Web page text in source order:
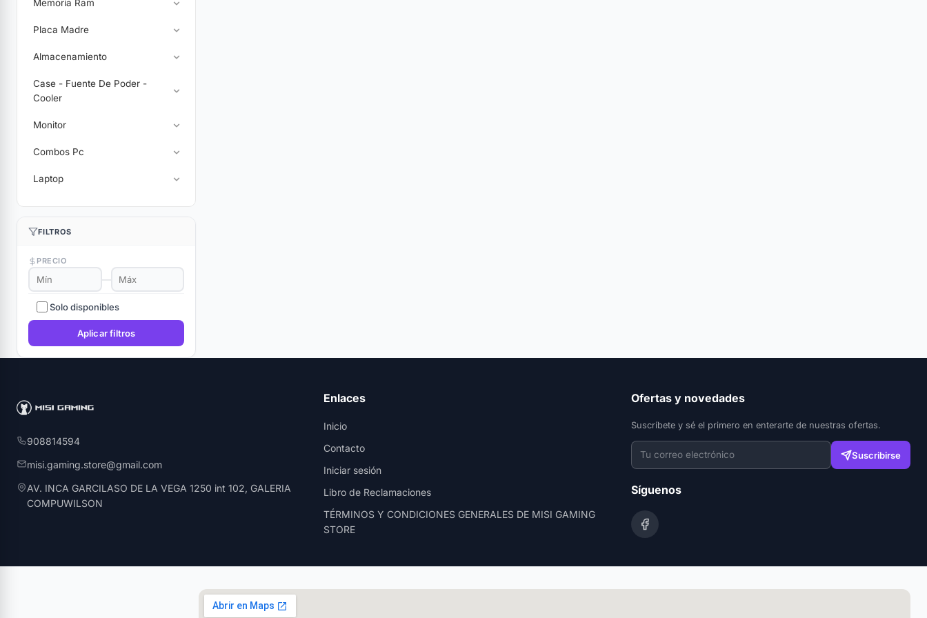
Memoria Ram
Placa Madre
Almacenamiento
Case - Fuente De Poder -
Cooler
Monitor
Combos Pc
Laptop
FILTROS
PRECIO
—
Solo disponibles
Aplicar filtros
908814594
misi.gaming.store@gmail.com
AV. INCA GARCILASO DE LA VEGA 1250 int 102, GALERIA
COMPUWILSON
Enlaces
Inicio
Contacto
Iniciar sesión
Libro de Reclamaciones
TÉRMINOS Y CONDICIONES GENERALES DE MISI GAMING
STORE
Ofertas y novedades
Suscríbete y sé el primero en enterarte de nuestras ofertas.
Suscribirse
Síguenos